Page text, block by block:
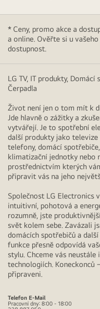
* Ceny, promo akce a
a online. Ověřte si u
dostupnost.
LG TV, IT produkty,
Čerpadla
Život není jen o tom mít k
Jde hlavně o zážitky a
vytvářejí. Je to spotřební
další produkty jako
telefony, domácí
klimatizační jednotky nebo
prostřednictvím kterých
připravit vás na jeho
Společnost LG Electronics
intuitivní, pohotová a
rozumně, jste
svět kolem sebe. Zavázali
domácích spotřebičů a
funkce přesně odpovídá
stylu. Chceme vás
technologiích. Koneckonců
připraveni.
Telefon E-Mail
Pracovní dny: 8:00 - 18:00